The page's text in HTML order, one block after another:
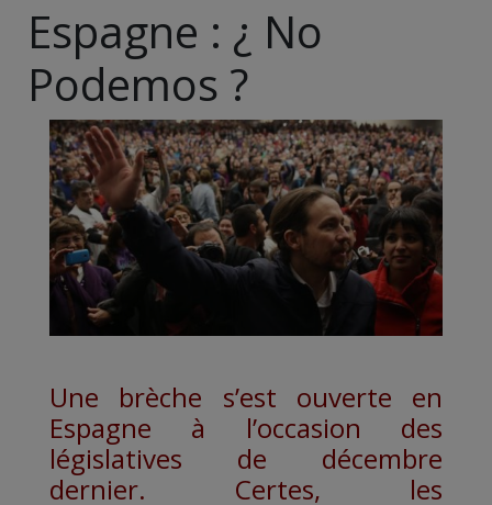
Espagne : ¿ No
Podemos ?
Une brèche s’est ouverte en
Espagne à l’occasion des
législatives de décembre
dernier. Certes, les